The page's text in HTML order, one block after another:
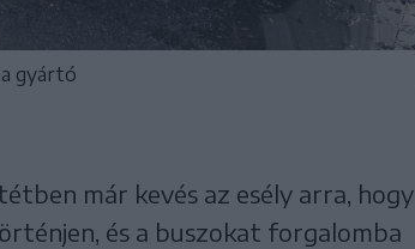
gyártó
már kevés az esély arra, hogy
és a buszokat forgalomba